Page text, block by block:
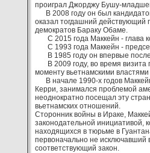
проиграл Джорджу Бушу-
В 2008 году он был
оказал тогдашний
демократов Бараку Обаме.
С 2015 года Маккейн - глава
С 1993 года Маккейн -
В 1985 году он впервые
В 2009 году, во время визита
моменту вьетнамскими
В начале 1990-х годов
Керри, занимался проблемой
неоднократно посещал эту
вьетнамских отношений.
Сторонник войны в Ираке,
законодательной инициативой,
находящихся в тюрьме в
первоначально не исключавший
соответствующий закон.